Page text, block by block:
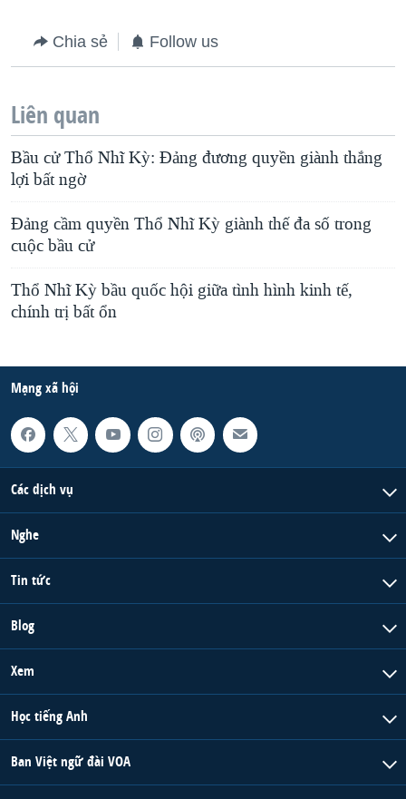
Chia sẻ Follow us
Liên quan
Bầu cử Thổ Nhĩ Kỳ: Đảng đương quyền giành thắng
lợi bất ngờ
Đảng cầm quyền Thổ Nhĩ Kỳ giành thế đa số trong
cuộc bầu cử
Thổ Nhĩ Kỳ bầu quốc hội giữa tình hình kinh tế,
chính trị bất ổn
Mạng xã hội
Các dịch vụ
Nghe
Tin tức
Blog
Xem
Học tiếng Anh
Ban Việt ngữ đài VOA